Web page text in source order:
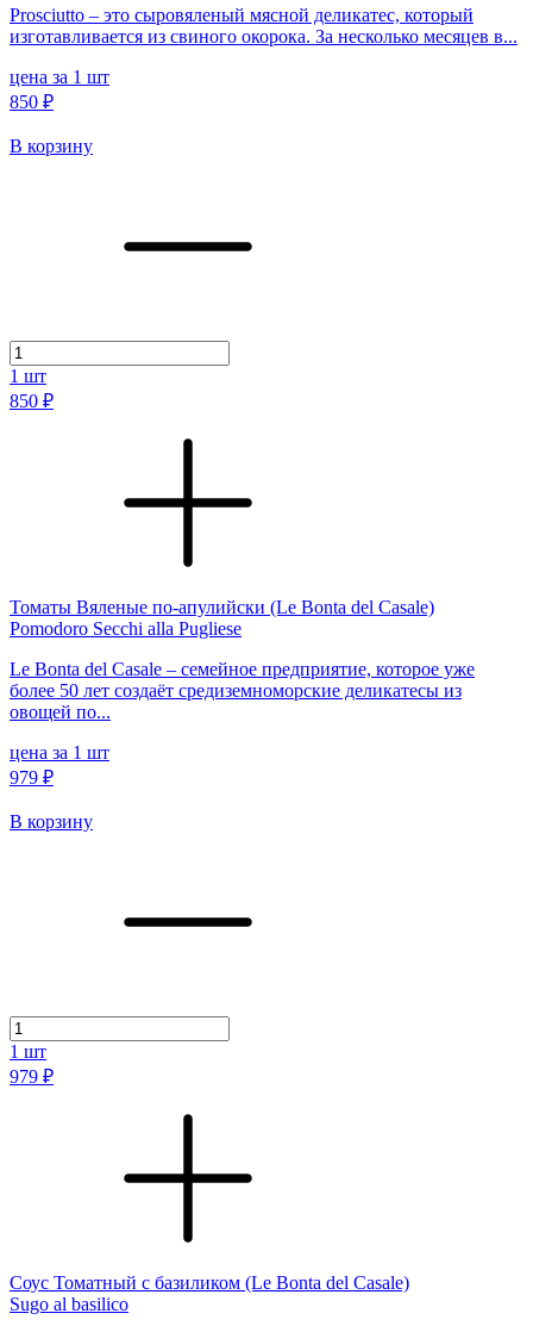
Prosciutto – это сыровяленый мясной деликатес, который
изготавливается из свиного окорока. За несколько месяцев в...
цена за 1 шт
850 ₽
В корзину
1 шт
850 ₽
Томаты Вяленые по-апулийски (Le Bonta del Casale)
Pomodoro Secchi alla Pugliese
Le Bonta del Casale – семейное предприятие, которое уже
более 50 лет создаёт средиземноморские деликатесы из
овощей по...
цена за 1 шт
979 ₽
В корзину
1 шт
979 ₽
Соус Томатный с базиликом (Le Bonta del Casale)
Sugo al basilico